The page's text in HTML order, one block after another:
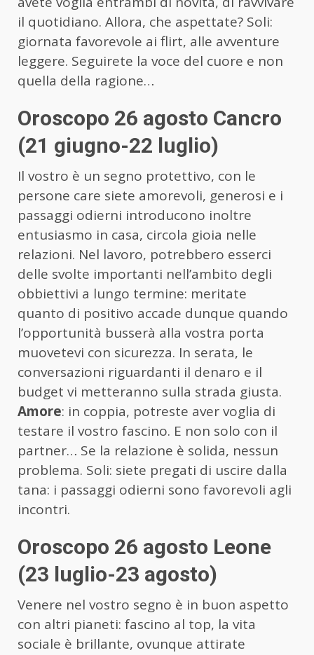
il quotidiano. Allora, che aspettate? Soli:
giornata favorevole ai flirt, alle avventure
leggere. Seguirete la voce del cuore e non
quella della ragione…
Oroscopo 26 agosto Cancro
(21 giugno-22 luglio)
Il vostro è un segno protettivo, con le
persone care siete amorevoli, generosi e i
passaggi odierni introducono inoltre
entusiasmo in casa, circola gioia nelle
relazioni. Nel lavoro, potrebbero esserci
delle svolte importanti nell’ambito degli
obbiettivi a lungo termine: meritate
quanto di positivo accade dunque quando
l’opportunità busserà alla vostra porta
muovetevi con sicurezza. In serata, le
conversazioni riguardanti il denaro e il
budget vi metteranno sulla strada giusta.
Amore: in coppia, potreste aver voglia di
testare il vostro fascino. E non solo con il
partner… Se la relazione è solida, nessun
problema. Soli: siete pregati di uscire dalla
tana: i passaggi odierni sono favorevoli agli
incontri.
Oroscopo 26 agosto Leone
(23 luglio-23 agosto)
Venere nel vostro segno è in buon aspetto
con altri pianeti: fascino al top, la vita
sociale è brillante, ovunque attirate